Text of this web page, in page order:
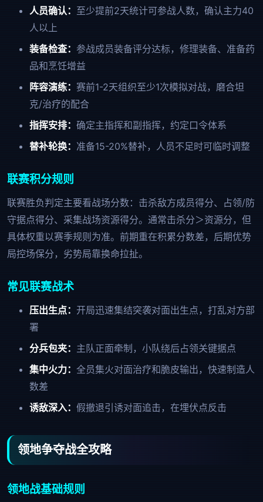
人员确认： 至少提前2天统计可参战人数，确认主力40
人以上
装备检查： 参战成员装备评分达标，修理装备、准备药
品和烹饪增益
阵容演练： 赛前1-2天组织至少1次模拟对战，磨合坦
克/治疗的配合
指挥安排： 确定主指挥和副指挥，约定口令体系
替补轮换： 准备15-20%替补，人员不足时可临时调整
联赛积分规则
联赛胜负判定主要看战场分数：击杀敌方成员得分、占领/防
守据点得分、采集战场资源得分。通常击杀分＞资源分，但
具体权重以赛季规则为准。前期重在积累分数差，后期优势
局控场保分，劣势局靠换命拉扯。
常见联赛战术
压出生点： 开局迅速集结突袭对面出生点，打乱对方部
署
分兵包夹： 主队正面牵制，小队绕后占领关键据点
集中火力： 全员集火对面治疗和脆皮输出，快速制造人
数差
诱敌深入： 假撤退引诱对面追击，在埋伏点反击
领地争夺战全攻略
领地战基础规则